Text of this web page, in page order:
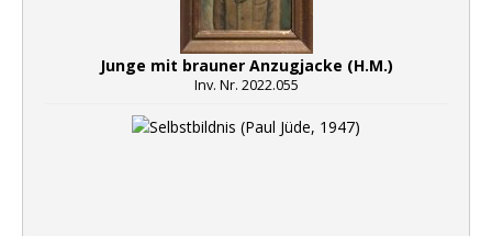
Junge mit brauner Anzugjacke (H.M.)
Inv. Nr. 2022.055